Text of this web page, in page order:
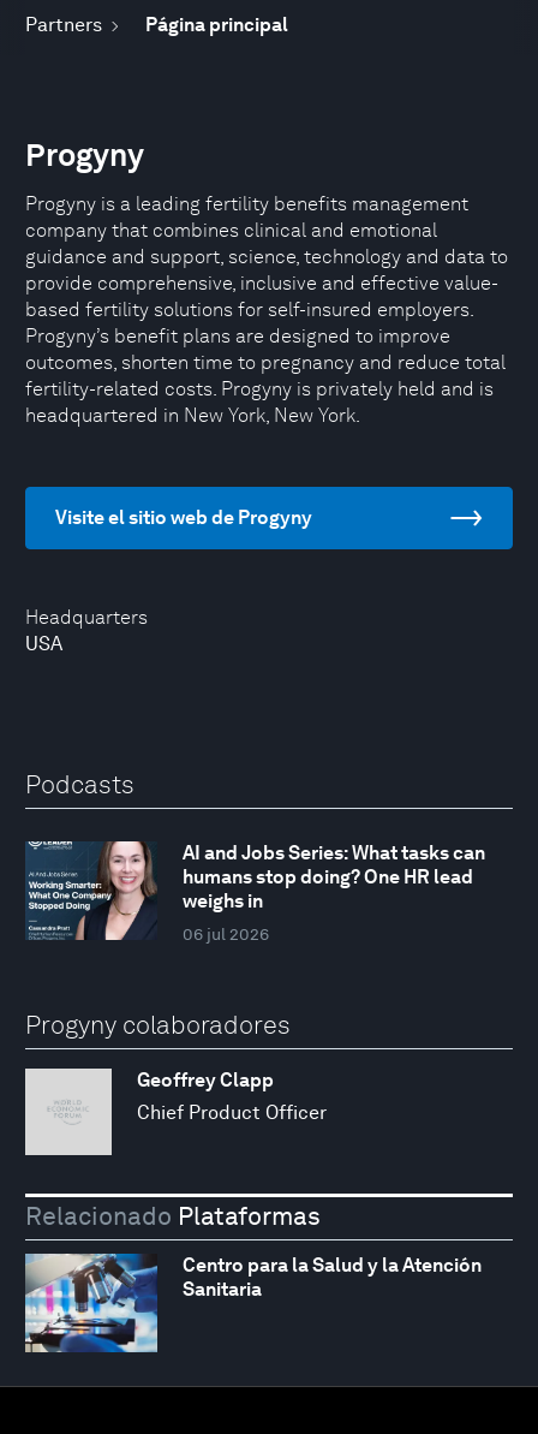
Partners Página principal
Headquarters
USA
Progyny
Progyny is a leading fertility benefits management
company that combines clinical and emotional
guidance and support, science, technology and data to
provide comprehensive, inclusive and effective value-
based fertility solutions for self-insured employers.
Progyny’s benefit plans are designed to improve
outcomes, shorten time to pregnancy and reduce total
fertility-related costs. Progyny is privately held and is
headquartered in New York, New York.
Visite el sitio web de Progyny
Podcasts
AI and Jobs Series: What tasks can
humans stop doing? One HR lead
weighs in
06 jul 2026
Progyny colaboradores
Geoffrey Clapp
Chief Product Officer
Relacionado Plataformas
Centro para la Salud y la Atención
Sanitaria